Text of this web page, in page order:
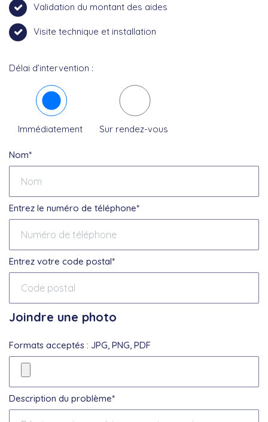
Validation du montant des aides
Visite technique et installation
Délai d’intervention :
Immédiatement Sur rendez-vous
Nom*
Entrez le numéro de téléphone*
Entrez votre code postal*
Joindre une photo
Formats acceptés : JPG, PNG, PDF
Description du problème*